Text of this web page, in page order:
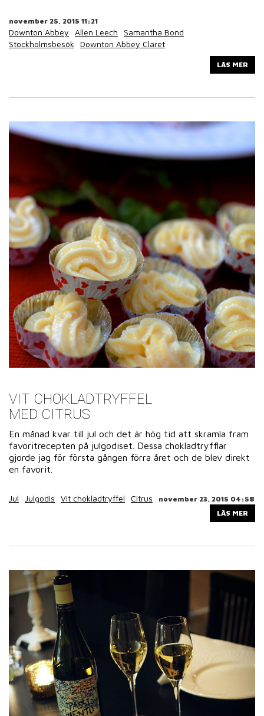
november 25, 2015 11:21
Downton Abbey Allen Leech
Samantha Bond
Stockholmsbesök Downton Abbey Claret
LÄS MER
VIT CHOKLADTRYFFEL
MED CITRUS
En månad kvar till jul och det är hög tid att skramla fram
favoritrecepten på julgodiset. Dessa chokladtryfflar
gjorde jag för första gången förra året och de blev direkt
en favorit.
november 23, 2015 04:58
Jul Julgodis Vit chokladtryffel Citrus
LÄS MER